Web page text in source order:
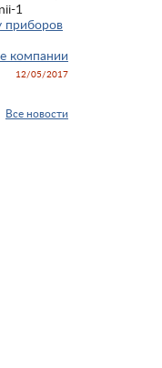
приборов
компании
12/05/2017
Все новости